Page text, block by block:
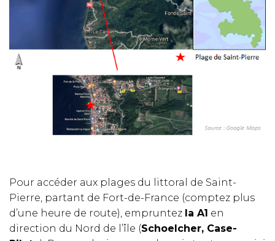
Pour accéder aux plages du littoral de Saint-
Pierre, partant de Fort-de-France (comptez plus
d’une heure de route), empruntez la A1 en
direction du Nord de l’île (Schoelcher, Case-